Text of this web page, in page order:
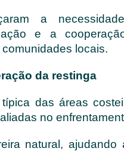
a
e a
locais.
da restinga
das áreas
no
natural, ajudando